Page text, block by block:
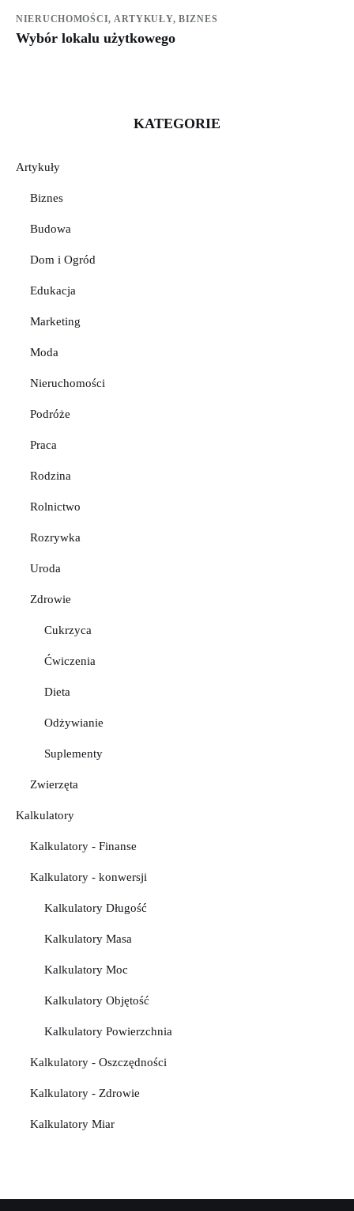
NIERUCHOMOŚCI, ARTYKUŁY,BIZNES
Wybór lokalu użytkowego
KATEGORIE
Artykuły
Biznes
Budowa
Dom i Ogród
Edukacja
Marketing
Moda
Nieruchomości
Podróże
Praca
Rodzina
Rolnictwo
Rozrywka
Uroda
Zdrowie
Cukrzyca
Ćwiczenia
Dieta
Odżywianie
Suplementy
Zwierzęta
Kalkulatory
Kalkulatory - Finanse
Kalkulatory - konwersji
Kalkulatory Długość
Kalkulatory Masa
Kalkulatory Moc
Kalkulatory Objętość
Kalkulatory Powierzchnia
Kalkulatory - Oszczędności
Kalkulatory - Zdrowie
Kalkulatory Miar